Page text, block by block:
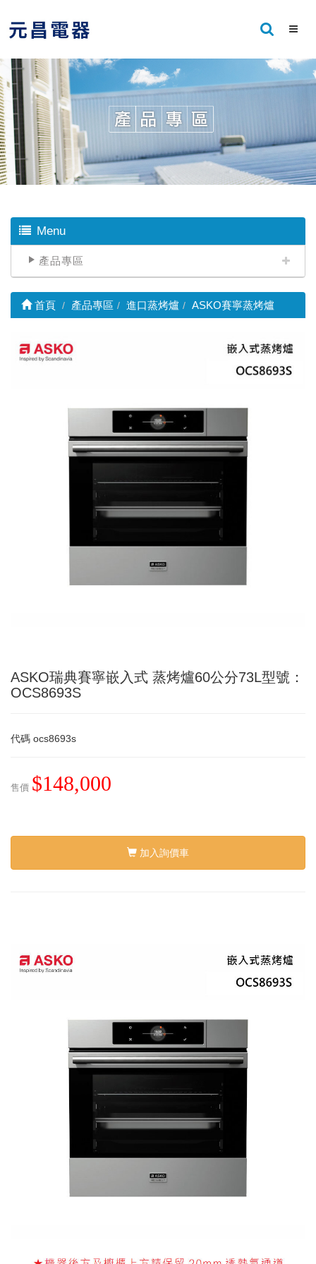
Menu
產品專區
首頁 產品專區 進口蒸烤爐 ASKO賽寧蒸烤爐
ASKO瑞典賽寧嵌入式 蒸烤爐60公分73L型號：
OCS8693S
代碼 ocs8693s
售價 $148,000
加入詢價車